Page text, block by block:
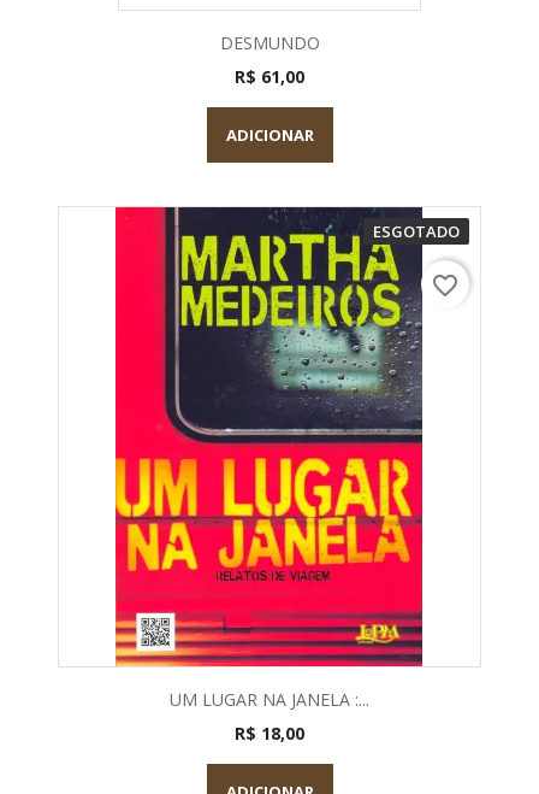
DESMUNDO
R$ 61,00
ADICIONAR
UM LUGAR NA JANELA :...
R$ 18,00
ESGOTADO
favorite_border